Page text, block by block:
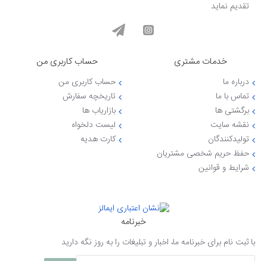
تقدیم نماید
خدمات مشتری
درباره ما
تماس با ما
برگشتی ها
نقشه سایت
تولیدکنندگان
حفظ حریم شخصی مشتریان
شرایط و قوانین
حساب کاربری من
حساب کاربری من
تاریخچه سفارش
بازاریاب ها
لیست دلخواه
کارت هدیه
خبرنامه
با ثبت نام برای خبرنامه ما، اخبار و تبلیغات را به روز نگه دارید